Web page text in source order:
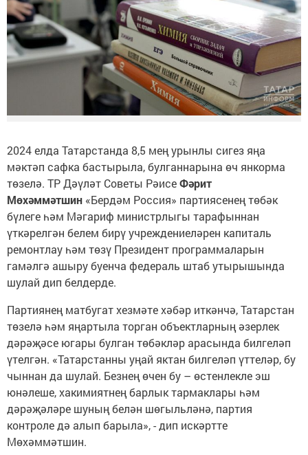
2024 елда Татарстанда 8,5 мең урынлы сигез яңа
мәктәп сафка бастырыла, булганнарына өч янкорма
төзелә. ТР Дәүләт Советы РәисеФәрит
Мөхәммәтшин «Бердәм Россия» партиясенең төбәк
бүлеге һәм Мәгариф министрлыгы тарафыннан
үткәрелгән белем бирү учреждениеләрен капиталь
ремонтлау һәм төзү Президент программаларын
гамәлгә ашыру буенча федераль штаб утырышында
шулай дип белдерде.
Партиянең матбугат хезмәте хәбәр иткәнчә, Татарстан
төзелә һәм яңартыла торган объектларның әзерлек
дәрәҗәсе югары булган төбәкләр арасында билгеләп
үтелгән. «Татарстанны уңай яктан билгеләп үттеләр, бу
чыннан да шулай. Безнең өчен бу – өстенлекле эш
юнәлеше, хакимиятнең барлык тармаклары һәм
дәрәҗәләре шуның белән шөгыльләнә, партия
контроле дә алып барыла», - дип искәртте
Мөхәммәтшин.